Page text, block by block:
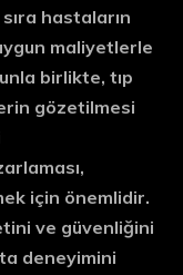
hastaların
maliyetlerle
birlikte, tıp
gözetilmesi
için önemlidir.
ve güvenliğini
deneyimini